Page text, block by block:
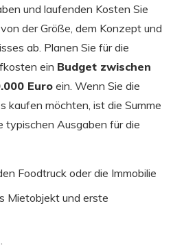
und laufenden Kosten Sie
der Größe, dem Konzept und
ab. Planen Sie für die
ein Budget zwischen
Euro ein. Wenn Sie die
kaufen möchten, ist die Summe
typischen Ausgaben für die
Foodtruck oder die Immobilie
Mietobjekt und erste